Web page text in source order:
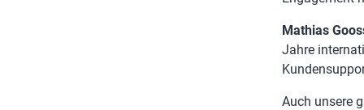
Mathias
Jahre
Auch unsere